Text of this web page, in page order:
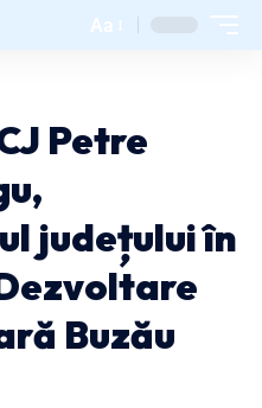
Aa
Petre
județului în
Buzău